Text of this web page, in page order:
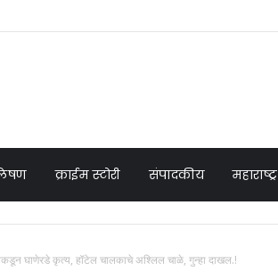
क्राईम स्टोरी संपादकीय महाराष्ट्र
पकडून घाणेरडे कृत्य, हॉटेल चालकाचे अश्‍लिल चाळे, गुन्हा दाखल.!